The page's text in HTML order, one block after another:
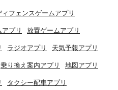
ィフェンスゲームアプリ
プリ 放置ゲームアプリ
ラジオアプリ 天気予報アプリ
乗り換え案内アプリ 地図アプリ
タクシー配車アプリ